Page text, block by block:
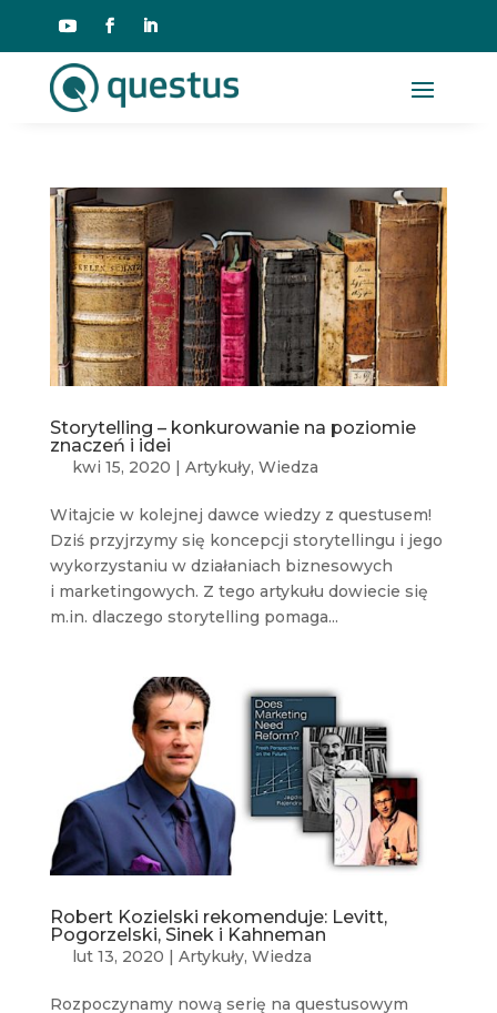
Storytelling – konkurowanie na poziomie
znaczeń i idei
kwi 15, 2020 | Artykuły, Wiedza
Witajcie w kolejnej dawce wiedzy z questusem!
Dziś przyjrzymy się koncepcji storytellingu i jego
wykorzystaniu w działaniach biznesowych
i marketingowych. Z tego artykułu dowiecie się
m.in. dlaczego storytelling pomaga...
Robert Kozielski rekomenduje: Levitt,
Pogorzelski, Sinek i Kahneman
lut 13, 2020 | Artykuły, Wiedza
Rozpoczynamy nową serię na questusowym